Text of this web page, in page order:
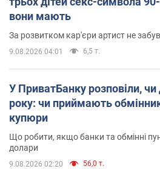
вони мають
За розвитком кар'єри артист не
9.08.2026 04:01 6,5 т.
У ПриватБанку розповіли, чи
року: чи приймають
купюри
Що робити, якщо банки та обмінні
долари
9.08.2026 02:20 56,0 т.